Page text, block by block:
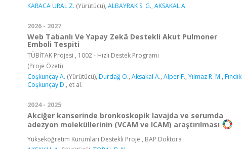
KARACA URAL Z. (Yürütücü), ALBAYRAK S. G., AKSAKAL A.
2026 - 2027
Web Tabanlı Ve Yapay Zekâ Destekli Akut Pulmoner
Emboli Tespiti
TÜBİTAK Projesi , 1002 - Hızlı Destek Programı
(Proje Özeti)
Coşkunçay A. (Yürütücü), Durdağ O., Aksakal A., Alper F., Yılmaz R. M., Fındık
Coşkunçay D., et al.
2024 - 2025
Akciğer kanserinde bronkoskopik lavajda ve serumda
adezyon moleküllerinin (VCAM ve ICAM) araştırılması
Yükseköğretim Kurumları Destekli Proje , BAP Doktora